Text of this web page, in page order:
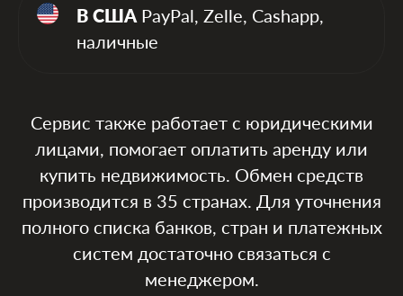
В СШАPayPal, Zelle, Cashapp,
наличные
Сервис также работает с юридическими
лицами, помогает оплатить аренду или
купить недвижимость. Обмен средств
производится в 35 странах. Для уточнения
полного списка банков, стран и платежных
систем достаточно связаться с
менеджером.